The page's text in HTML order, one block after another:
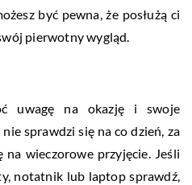
być pewna, że posłużą ci
pierwotny wygląd.
uwagę na okazję i swoje
sprawdzi się na co dzień, za
wieczorowe przyjęcie. Jeśli
notatnik lub laptop sprawdź,